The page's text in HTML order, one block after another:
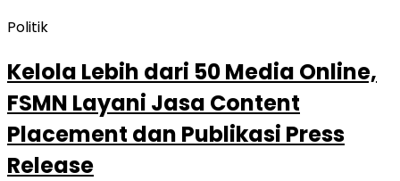
Politik
Kelola Lebih dari 50 Media Online,
FSMN Layani Jasa Content
Placement dan Publikasi Press
Release